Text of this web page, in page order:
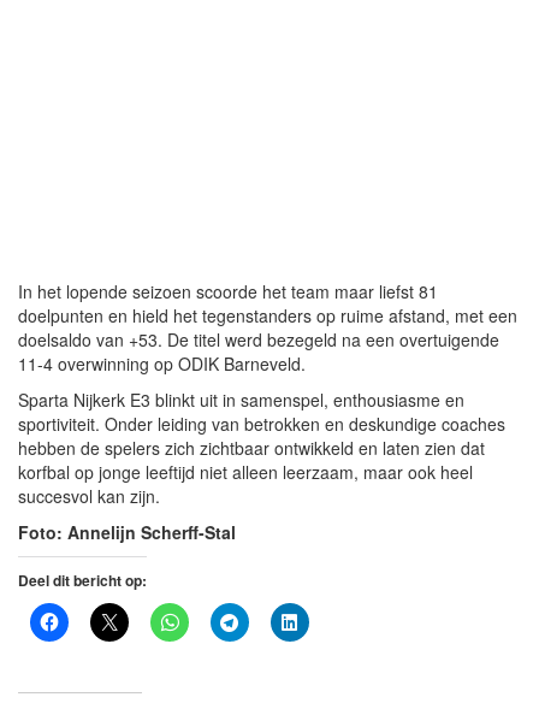
In het lopende seizoen scoorde het team maar liefst 81
doelpunten en hield het tegenstanders op ruime afstand, met een
doelsaldo van +53. De titel werd bezegeld na een overtuigende
11-4 overwinning op ODIK Barneveld.
Sparta Nijkerk E3 blinkt uit in samenspel, enthousiasme en
sportiviteit. Onder leiding van betrokken en deskundige coaches
hebben de spelers zich zichtbaar ontwikkeld en laten zien dat
korfbal op jonge leeftijd niet alleen leerzaam, maar ook heel
succesvol kan zijn.
Foto: Annelijn Scherff-Stal
Deel dit bericht op: